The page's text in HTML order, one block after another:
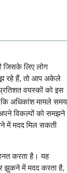
जिसके लिए लोग
रहे हैं, तो आप अकेले
वयस्कों को इस
अधिकांश मामले समय
विकल्पों को समझने
में मदद मिल सकती
करता है। यह
झुकने में मदद करता है,